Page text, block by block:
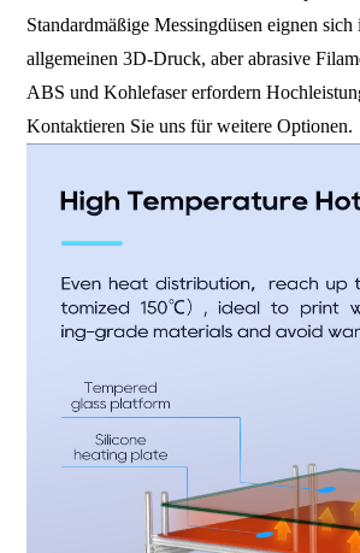
Standardmäßige Messingdüsen eignen sich
allgemeinen 3D-Druck, aber abrasive
ABS und Kohlefaser erfordern
Kontaktieren Sie uns für weitere Optionen.